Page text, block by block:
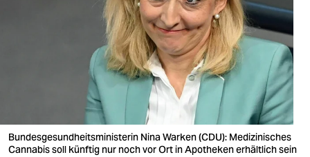
fragen & hilfe
Bundesgesundheitsministerin Nina Warken (CDU): Medizinisches
Cannabis soll künftig nur noch vor Ort in Apotheken erhältlich sein